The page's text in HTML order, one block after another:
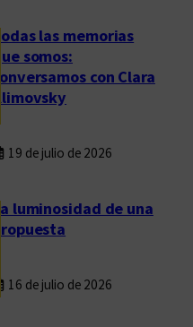
Todas las memorias
que somos:
conversamos con Clara
Klimovsky
19 de julio de 2026
La luminosidad de una
propuesta
16 de julio de 2026